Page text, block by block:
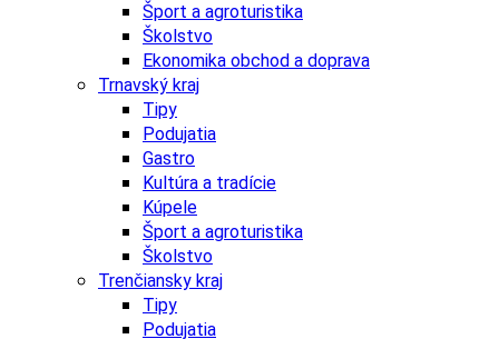
Šport a agroturistika
Školstvo
Ekonomika obchod a doprava
Trnavský kraj
Tipy
Podujatia
Gastro
Kultúra a tradície
Kúpele
Šport a agroturistika
Školstvo
Trenčiansky kraj
Tipy
Podujatia